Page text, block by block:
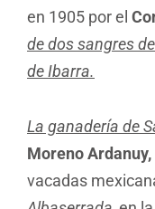
en 1905 por el
de dos sangres
de Ibarra.
La ganadería de
Moreno Ardanuy,
vacadas